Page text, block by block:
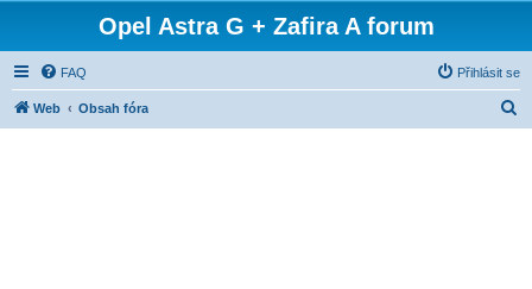
Opel Astra G + Zafira A forum
FAQ Přihlásit se
Web Obsah fóra